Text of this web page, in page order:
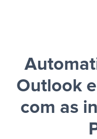
Outlook
com as